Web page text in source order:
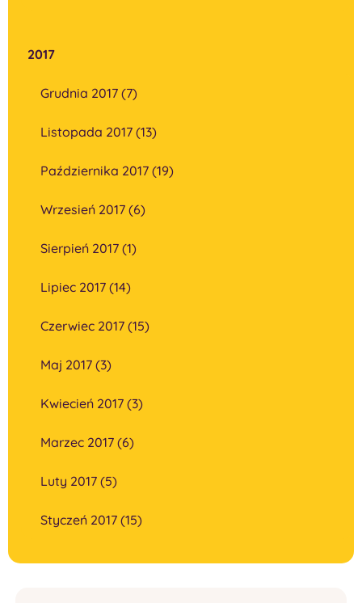
2017
Grudnia 2017 (7)
Listopada 2017 (13)
Października 2017 (19)
Wrzesień 2017 (6)
Sierpień 2017 (1)
Lipiec 2017 (14)
Czerwiec 2017 (15)
Maj 2017 (3)
Kwiecień 2017 (3)
Marzec 2017 (6)
Luty 2017 (5)
Styczeń 2017 (15)